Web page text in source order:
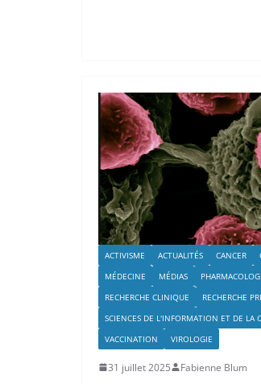
ACTIVISME ACTUALITÉS CANCER
MÉDECINE
MÉDIAS
RECHERCHE CLINIQUE
RECHERCHE
SCIENCES DE L'INFORMATION ET DE LA
VACCINATION
VIROLOGIE
31 juillet 2025 Fabienne Blum